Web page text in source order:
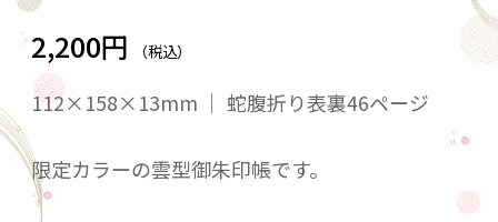
2,200円 （税込）
112×158×13mm ｜ 蛇腹折り表裏46ページ
限定カラーの雲型御朱印帳です。